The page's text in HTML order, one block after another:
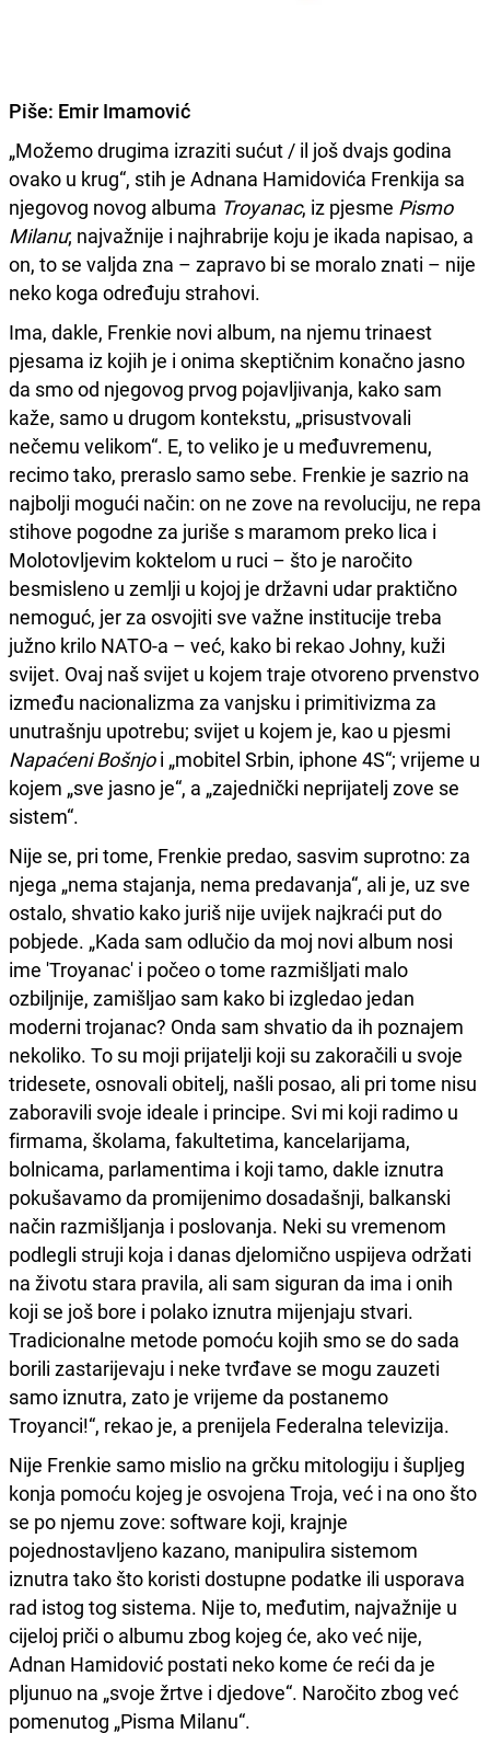
Piše: Emir Imamović
„Možemo drugima izraziti sućut / il još dvajs godina
ovako u krug“, stih je Adnana Hamidovića Frenkija sa
njegovog novog albuma Troyanac, iz pjesme Pismo
Milanu; najvažnije i najhrabrije koju je ikada napisao, a
on, to se valjda zna – zapravo bi se moralo znati – nije
neko koga određuju strahovi.
Ima, dakle, Frenkie novi album, na njemu trinaest
pjesama iz kojih je i onima skeptičnim konačno jasno
da smo od njegovog prvog pojavljivanja, kako sam
kaže, samo u drugom kontekstu, „prisustvovali
nečemu velikom“. E, to veliko je u međuvremenu,
recimo tako, preraslo samo sebe. Frenkie je sazrio na
najbolji mogući način: on ne zove na revoluciju, ne repa
stihove pogodne za juriše s maramom preko lica i
Molotovljevim koktelom u ruci – što je naročito
besmisleno u zemlji u kojoj je državni udar praktično
nemoguć, jer za osvojiti sve važne institucije treba
južno krilo NATO-a – već, kako bi rekao Johny, kuži
svijet. Ovaj naš svijet u kojem traje otvoreno prvenstvo
između nacionalizma za vanjsku i primitivizma za
unutrašnju upotrebu; svijet u kojem je, kao u pjesmi
Napaćeni Bošnjoi „mobitel Srbin, iphone 4S“; vrijeme u
kojem „sve jasno je“, a „zajednički neprijatelj zove se
sistem“.
Nije se, pri tome, Frenkie predao, sasvim suprotno: za
njega „nema stajanja, nema predavanja“, ali je, uz sve
ostalo, shvatio kako juriš nije uvijek najkraći put do
pobjede. „Kada sam odlučio da moj novi album nosi
ime 'Troyanac' i počeo o tome razmišljati malo
ozbiljnije, zamišljao sam kako bi izgledao jedan
moderni trojanac? Onda sam shvatio da ih poznajem
nekoliko. To su moji prijatelji koji su zakoračili u svoje
tridesete, osnovali obitelj, našli posao, ali pri tome nisu
zaboravili svoje ideale i principe. Svi mi koji radimo u
firmama, školama, fakultetima, kancelarijama,
bolnicama, parlamentima i koji tamo, dakle iznutra
pokušavamo da promijenimo dosadašnji, balkanski
način razmišljanja i poslovanja. Neki su vremenom
podlegli struji koja i danas djelomično uspijeva održati
na životu stara pravila, ali sam siguran da ima i onih
koji se još bore i polako iznutra mijenjaju stvari.
Tradicionalne metode pomoću kojih smo se do sada
borili zastarijevaju i neke tvrđave se mogu zauzeti
samo iznutra, zato je vrijeme da postanemo
Troyanci!“, rekao je, a prenijela Federalna televizija.
Nije Frenkie samo mislio na grčku mitologiju i šupljeg
konja pomoću kojeg je osvojena Troja, već i na ono što
se po njemu zove: software koji, krajnje
pojednostavljeno kazano, manipulira sistemom
iznutra tako što koristi dostupne podatke ili usporava
rad istog tog sistema. Nije to, međutim, najvažnije u
cijeloj priči o albumu zbog kojeg će, ako već nije,
Adnan Hamidović postati neko kome će reći da je
pljunuo na „svoje žrtve i djedove“. Naročito zbog već
pomenutog „Pisma Milanu“.